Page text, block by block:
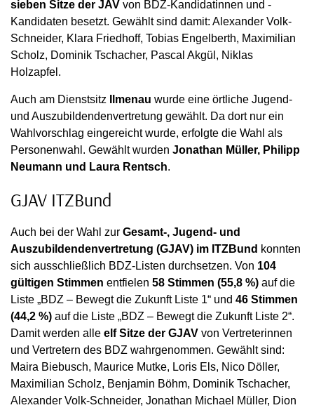
sieben Sitze der JAV von BDZ-Kandidatinnen und -
Kandidaten besetzt. Gewählt sind damit: Alexander Volk-
Schneider, Klara Friedhoff, Tobias Engelberth, Maximilian
Scholz, Dominik Tschacher, Pascal Akgül, Niklas
Holzapfel.
Auch am Dienstsitz Ilmenau wurde eine örtliche Jugend-
und Auszubildendenvertretung gewählt. Da dort nur ein
Wahlvorschlag eingereicht wurde, erfolgte die Wahl als
Personenwahl. Gewählt wurden Jonathan Müller, Philipp
Neumann und Laura Rentsch.
GJAV ITZBund
Auch bei der Wahl zur Gesamt-, Jugend- und
Auszubildendenvertretung (GJAV) im ITZBund konnten
sich ausschließlich BDZ-Listen durchsetzen. Von 104
gültigen Stimmen entfielen 58 Stimmen (55,8 %) auf die
Liste „BDZ – Bewegt die Zukunft Liste 1“ und 46 Stimmen
(44,2 %) auf die Liste „BDZ – Bewegt die Zukunft Liste 2“.
Damit werden alle elf Sitze der GJAV von Vertreterinnen
und Vertretern des BDZ wahrgenommen. Gewählt sind:
Maira Biebusch, Maurice Mutke, Loris Els, Nico Döller,
Maximilian Scholz, Benjamin Böhm, Dominik Tschacher,
Alexander Volk-Schneider, Jonathan Michael Müller, Dion